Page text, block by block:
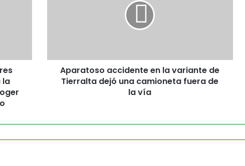
la
Aparatoso accidente en la variante de
Tierralta dejó una camioneta fuera de
la vía